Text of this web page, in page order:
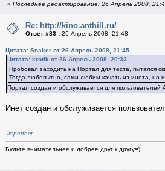
« Последнее редактирование: 26 Апрель 2008,
Re: http://kino.anthill.ru/
Ответ #83 : 26 Апрель 2008, 21:48
Цитата: Snaker от 26 Апрель 2008, 21:45
Цитата: krotik от 26 Апрель 2008, 20:33
Пробовал заходить на Портал для теста, пытался
Тогда любопытно, сами любим качать из инета, но
Портал создан и обслуживается для
Инет создан и обслуживается
imperfect
Будьте внимательнее и добрее друг к другу=)